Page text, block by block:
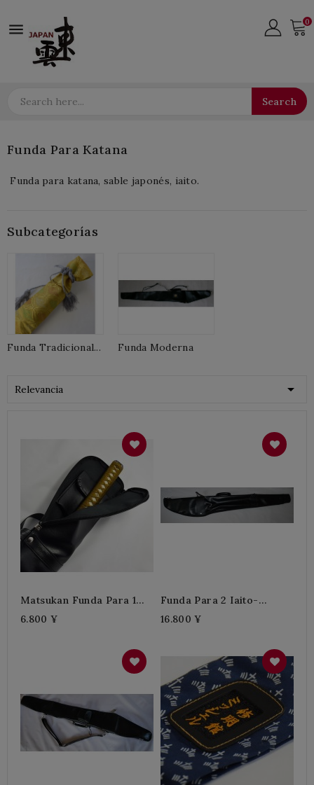
 0
Search
Funda Para Katana
Funda para katana, sable japonés, iaito.
Subcategorías
Funda Tradicional... Funda Moderna
Relevancia 
Matsukan Funda Para 1
Iaito
6.800 ¥
Funda Para 2 Iaito-
Sintético
16.800 ¥